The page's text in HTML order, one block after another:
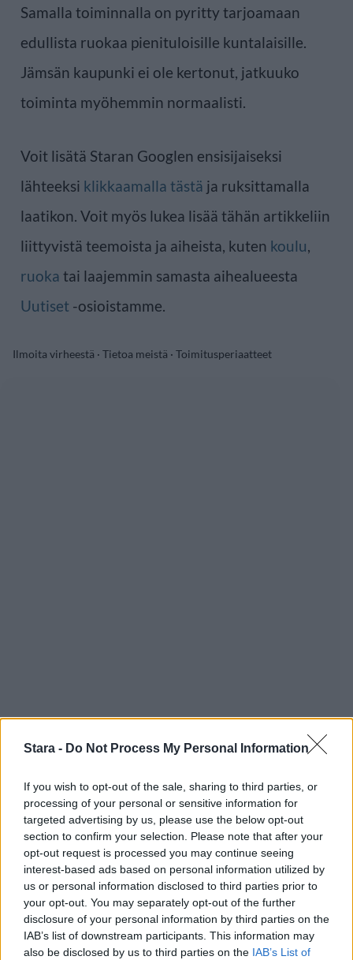
Stara - Do Not Process My Personal Information
If you wish to opt-out of the sale, sharing to third parties, or
processing of your personal or sensitive information for
targeted advertising by us, please use the below opt-out
section to confirm your selection. Please note that after your
opt-out request is processed you may continue seeing
interest-based ads based on personal information utilized by
us or personal information disclosed to third parties prior to
your opt-out. You may separately opt-out of the further
disclosure of your personal information by third parties on the
IAB’s list of downstream participants. This information may
also be disclosed by us to third parties on the IAB’s List of
Samalla toiminnalla on pyritty tarjoamaan
edullista ruokaa pienituloisille kuntalaisille.
Jämsän kaupunki ei ole kertonut, jatkuuko
toiminta myöhemmin normaalisti.
Voit lisätä Staran Googlen ensisijaiseksi
lähteeksi klikkaamalla tästä ja ruksittamalla
laatikon. Voit myös lukea lisää tähän artikkeliin
liittyvistä teemoista ja aiheista, kuten koulu,
ruoka tai laajemmin samasta aihealueesta
Uutiset -osioistamme.
Ilmoita virheestä · Tietoa meistä · Toimitusperiaatteet
Staran luetuimmat